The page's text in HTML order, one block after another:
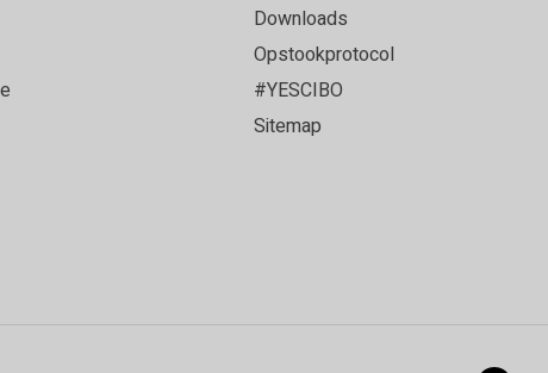
Downloads
Opstookprotocol
#YESCIBO
Sitemap